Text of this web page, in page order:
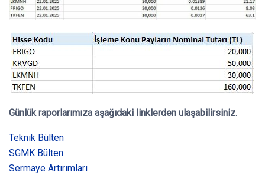
Günlük raporlarımıza aşağıdaki linklerden ulaşabilirsiniz.
Teknik Bülten
SGMK Bülten
Sermaye Artırımları